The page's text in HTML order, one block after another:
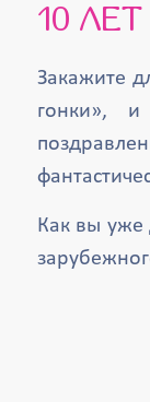
10 ЛЕТ
Закажите
гонки»,
Как вы уже